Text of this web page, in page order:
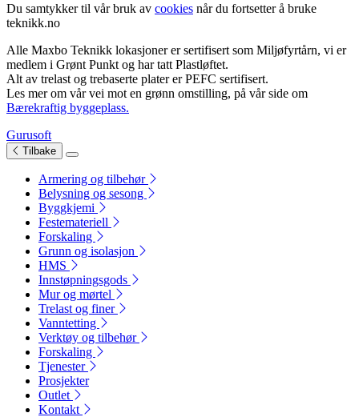
Du samtykker til vår bruk av cookies når du fortsetter å bruke
teknikk.no
Alle Maxbo Teknikk lokasjonerersertifisert som Miljøfyrtårn, vi er
medlem i Grønt Punkt og har tatt Plastløftet.
Alt av trelast og trebaserte plater er PEFC sertifisert.
Les mer om vår vei mot en grønn omstilling, på vår side om
Bærekraftig byggeplass.
Gurusoft
Tilbake
Armering og tilbehør
Belysning og sesong
Byggkjemi
Festemateriell
Forskaling
Grunn og isolasjon
HMS
Innstøpningsgods
Mur og mørtel
Trelast og finer
Vanntetting
Verktøy og tilbehør
Forskaling
Tjenester
Prosjekter
Outlet
Kontakt